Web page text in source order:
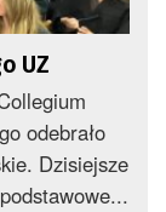
UZ
odebrało
Dzisiejsze